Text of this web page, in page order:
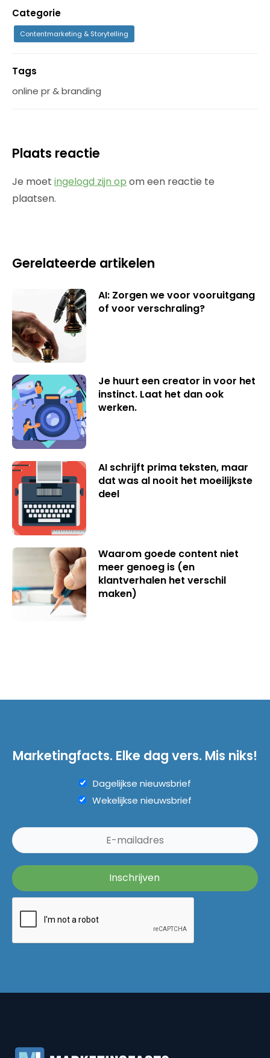
Categorie
Contentmarketing & Storytelling
Tags
online pr & branding
Plaats reactie
Je moet ingelogd zijn op om een reactie te
plaatsen.
Gerelateerde artikelen
AI: Zorgen we voor vooruitgang
of voor verschraling?
Je huurt een creator in voor het
instinct. Laat het dan ook
werken.
AI schrijft prima teksten, maar
dat was al nooit het moeilijkste
deel
Waarom goede content niet
meer genoeg is (en
klantverhalen het verschil
maken)
Marketingfacts. Elke dag vers. Mis niks!
Dagelijkse nieuwsbrief
Wekelijkse nieuwsbrief